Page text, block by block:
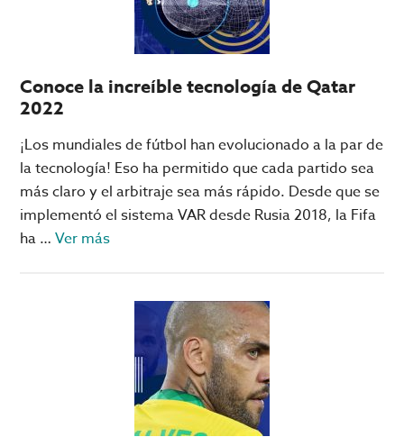
Janoub,
el
del
en
Qatar
Conoce la increíble tecnología de Qatar
2022
¡Los mundiales de fútbol han evolucionado a la par de
la tecnología! Eso ha permitido que cada partido sea
más claro y el arbitraje sea más rápido. Desde que se
implementó el sistema VAR desde Rusia 2018, la Fifa
ha …Ver másacerca
increíble
tecnología
Qatar
2022